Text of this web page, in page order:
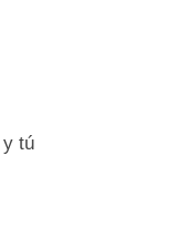
y tú